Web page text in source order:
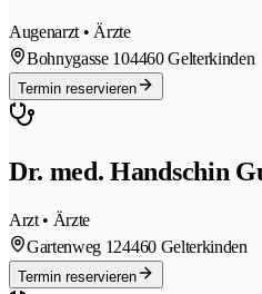
Augenarzt • Ärzte
Bohnygasse 104460 Gelterkinden
Termin reservieren
Dr. med. Handschin
Arzt • Ärzte
Gartenweg 124460 Gelterkinden
Termin reservieren